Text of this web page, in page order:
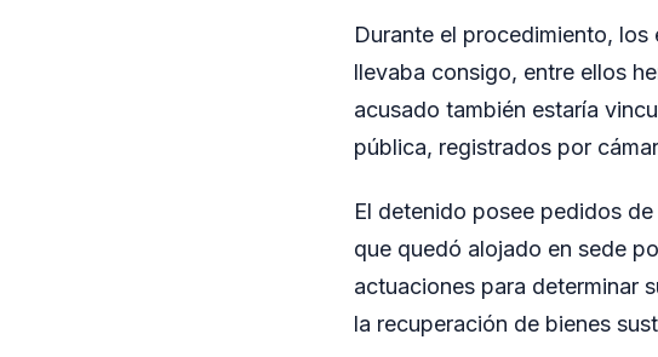
Durante el procedimiento,
llevaba consigo, entre ellos
acusado también estaría
pública, registrados por
El detenido posee pedidos
que quedó alojado en sede
actuaciones para determinar
la recuperación de bienes